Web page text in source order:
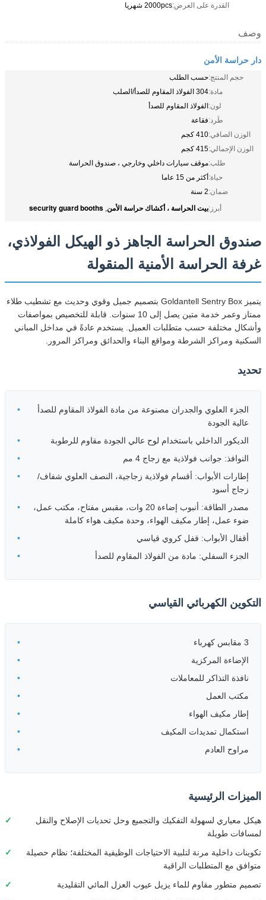
القدرة على العرض:2000pcs شهريا
وصف
دار حراسة الأمن
حجم المنتج:حسب الطلب
مادة:304 الفولاذ المقاوم للصدأ/الصلب
لون:الفولاذ المقاوم للصدأ
طَرد:فقاعة
الوزن الصافي:410 كجم
الوزن الإجمالي:415 كجم
طلب:موقف سيارات داخلي وخارجي ، صندوق الحراسة
حياة:أكثر من 15 عاما
ضمان:2 سنة
أبرز:بيت الحراسة ، أكشاك حراسة الأمن,
security guard booths
صندوق الحراسة الجاهز ذو الهيكل الفولاذي،
غرفة الحراسة الأمنية المنقولة
يتميز Goldantell Sentry Box بتصميم جميل وقوي وحديث مع تشطيب طلاء
ممتاز وعمر خدمة متين يصل إلى 10 سنوات. قابلة للتخصيص بمواصفات
وأشكال مختلفة حسب متطلبات العميل. يستخدم عادةً في مداخل المباني
السكنية ومراكز الشرطة ومواقع البناء والحدائق ومراكز المرور.
تحديد
الجزء العلوي والجدران مصنوعة من مادة الفولاذ المقاوم للصدأ
عالية الجودة
الديكور الداخلي باستخدام لوح عالي الجودة مقاوم للرطوبة
النوافذ: جوانب فولاذية مع زجاج 4 مم
إطارات الأبواب: أقسام فولاذية زجاجية، النصف العلوي شفاف/
زجاج أسود
مصدر الطاقة: أنبوب إضاءة 20 وات، مقبس مفتاح، مكتب عمل،
ضوء عمل، إطار مكيف الهواء، وحدة مكيف هواء كاملة
أقفال الأبواب: قفل كروي قياسي
الجزء السفلي: مادة من الفولاذ المقاوم للصدأ
التكوين الكهربائي القياسي
3 مقابس كهرباء
الإضاءة المركزية
نافذة التذاكر للمعاملات
مكتب العمل
إطار مكيف الهواء
استكمال تمديدات المكيف
مراوح العادم
الميزات الرئيسية
هيكل معياري لسهولة التفكيك والتجميع وحل تحديات الإصلاح والنقل
لمسافات طويلة
تكوينات داخلية مرنة لتلبية الاحتياجات الوظيفية المختلفة؛ نظام حصيلة
متوافق مع المتطلبات الراقية
تصميم متطور مقاوم للماء يزيل عيوب العزل المائي التقليدية